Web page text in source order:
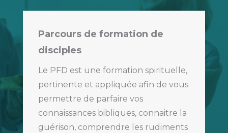
Parcours de formation de
disciples
Le PFD est une formation spirituelle,
pertinente et appliquée afin de vous
permettre de parfaire vos
connaissances bibliques, connaitre la
guérison, comprendre les rudiments